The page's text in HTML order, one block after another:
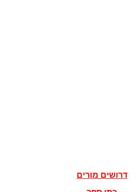
דרושים מורים